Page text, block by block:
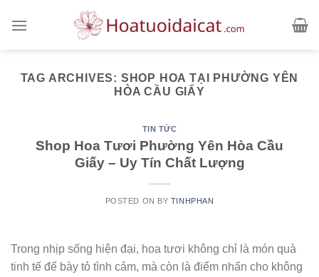
TAG ARCHIVES: SHOP HOA TẠI PHƯỜNG YÊN
HÒA CẦU GIẤY
TIN TỨC
Shop Hoa Tươi Phường Yên Hòa Cầu
Giấy – Uy Tín Chất Lượng
POSTED ON BY TINHPHAN
Trong nhịp sống hiện đại, hoa tươi không chỉ là món quà
tinh tế để bày tỏ tình cảm, mà còn là điểm nhấn cho không